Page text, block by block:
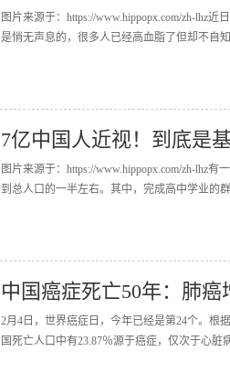
图片来源于：https://www.hippopx.com/zh-lhz
是悄无声息的，很多人已经高血脂了但却不自
7亿中国人近视！到底是
图片来源于：https://www.hippopx.com/zh-lhz
到总人口的一半左右。其中，完成高中学业的
中国癌症死亡50年：肺
2月4日，世界癌症日，今年已经是第24个。根
国死亡人口中有23.87％源于癌症，仅次于心